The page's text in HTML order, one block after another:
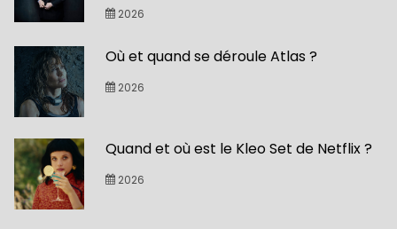
2026
Où et quand se déroule Atlas ?
2026
Quand et où est le Kleo Set de Netflix ?
2026